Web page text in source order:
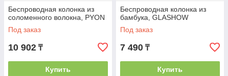
Беспроводная колонка из
соломенного волокна, PYON
Под заказ
10 902 ₸
Купить
Беспроводная колонка из
бамбука, GLASHOW
Под заказ
7 490 ₸
Купить